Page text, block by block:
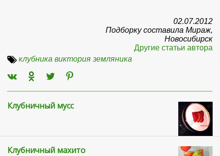
02.07.2012
Подборку составила Мираж,
Новосибирск
Другие статьи автора
клубника виктория земляника
Клубничный мусс
Клубничный махито